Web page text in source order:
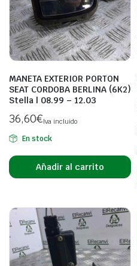
MANETA EXTERIOR PORTON
SEAT CORDOBA BERLINA (6K2)
Stella | 08.99 – 12.03
36,60€Iva incluido
En stock
Añadir al carrito